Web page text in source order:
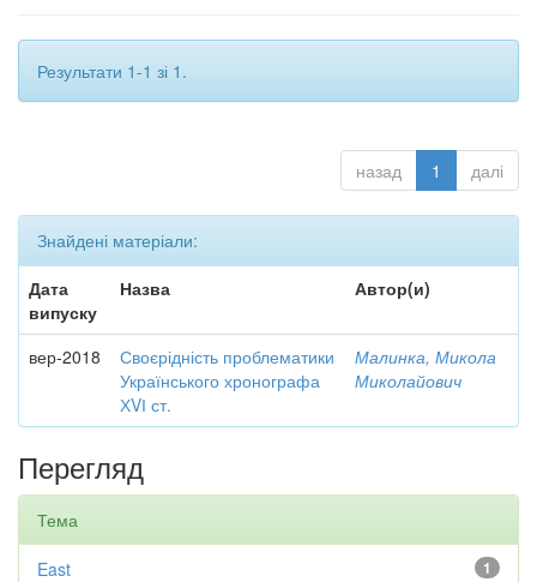
Результати 1-1 зі 1.
назад 1 далі
Знайдені матеріали:
Дата
випуску
Назва Автор(и)
вер-2018
Своєрідність проблематики
Українського хронографа
ХVІ ст.
Малинка, Микола
Миколайович
Перегляд
Тема
1
East